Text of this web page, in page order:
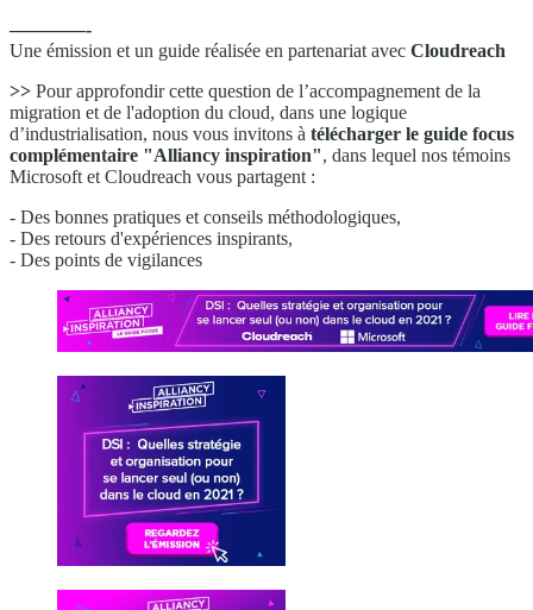
————-
Une émission et un guide réalisée en partenariat avec Cloudreach
>> Pour approfondir cette question de l’accompagnement de la
migration et de l'adoption du cloud, dans une logique
d’industrialisation, nous vous invitons à télécharger le guide focus
complémentaire "Alliancy inspiration", dans lequel nos témoins
Microsoft et Cloudreach vous partagent :
- Des bonnes pratiques et conseils méthodologiques,
- Des retours d'expériences inspirants,
- Des points de vigilances